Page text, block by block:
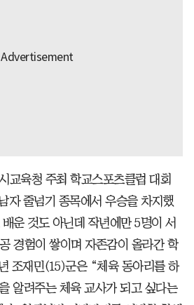
교육청 주최 학교스포츠클럽 대회
자 줄넘기 종목에서 우승을 차지했
운 것도 아닌데 작년에만 5명이 서
경험이 쌓이며 자존감이 올라간 학
조재민(15)군은 “체육 동아리를 하
알려주는 체육 교사가 되고 싶다는